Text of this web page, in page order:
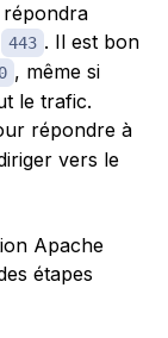
443 . Il est bon
, même si
le trafic.
répondre à
vers le
Apache
étapes